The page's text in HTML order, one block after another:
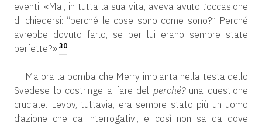
eventi: «Mai, in tutta la sua vita, aveva avuto l’occasione
di chiedersi: “perché le cose sono come sono?” Perché
avrebbe dovuto farlo, se per lui erano sempre state
perfette?».30
Ma ora la bomba che Merry impianta nella testa dello
Svedese lo costringe a fare del perché?una questione
cruciale. Levov, tuttavia, era sempre stato più un uomo
d’azione che da interrogativi, e così non sa da dove